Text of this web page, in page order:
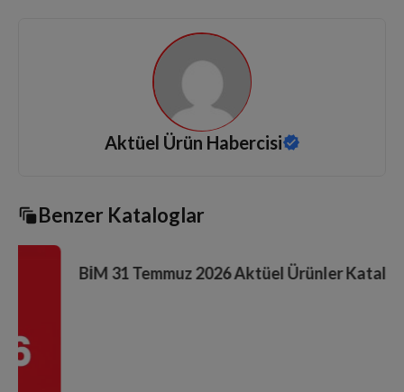
Aktüel Ürün Habercisi
Benzer Kataloglar